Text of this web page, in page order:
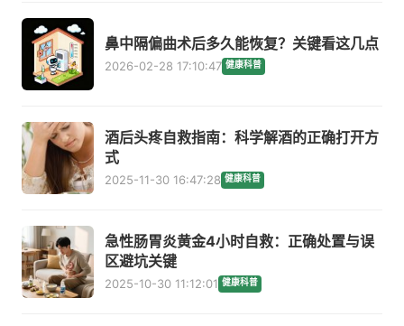
鼻中隔偏曲术后多久能恢复？关键看这几点
2026-02-28 17:10:47 健康科普
酒后头疼自救指南：科学解酒的正确打开方
式
2025-11-30 16:47:28 健康科普
急性肠胃炎黄金4小时自救：正确处置与误
区避坑关键
2025-10-30 11:12:01 健康科普